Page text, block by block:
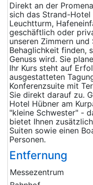
Direkt an der
sich das Strand-
Leuchtturm,
geschäftlich oder
unseren Zimmern
Behaglichkeit finden,
Genuss wird. Sie
Ihr Kurs steht auf
ausgestatteten
Konferenzsuite mit
Sie direkt darauf zu.
Hotel Hübner am
"kleine Schwester" -
bietet Ihnen
Suiten sowie einen
Personen.
Entfernung
Messezentrum